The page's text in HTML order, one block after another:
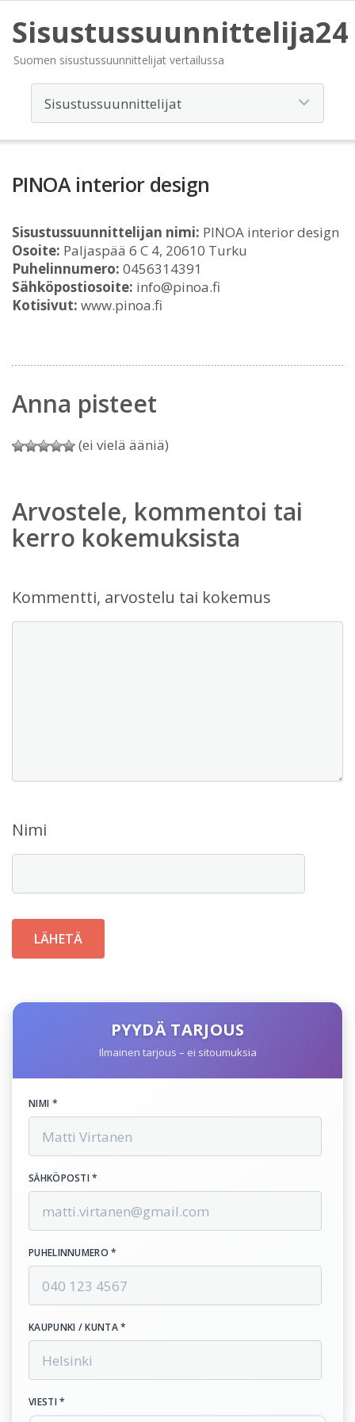
Sisustussuunnittelija24
Suomen sisustussuunnittelijat vertailussa
PINOA interior design
Sisustussuunnittelijan nimi: PINOA interior design
Osoite: Paljaspää 6 C 4, 20610 Turku
Puhelinnumero: 0456314391
Sähköpostiosoite: info@pinoa.fi
Kotisivut: www.pinoa.fi
Anna pisteet
(ei vielä ääniä)
Arvostele, kommentoi tai
kerro kokemuksista
Kommentti, arvostelu tai kokemus
Nimi
PYYDÄ TARJOUS
Ilmainen tarjous – ei sitoumuksia
NIMI *
SÄHKÖPOSTI *
PUHELINNUMERO *
KAUPUNKI / KUNTA *
VIESTI *